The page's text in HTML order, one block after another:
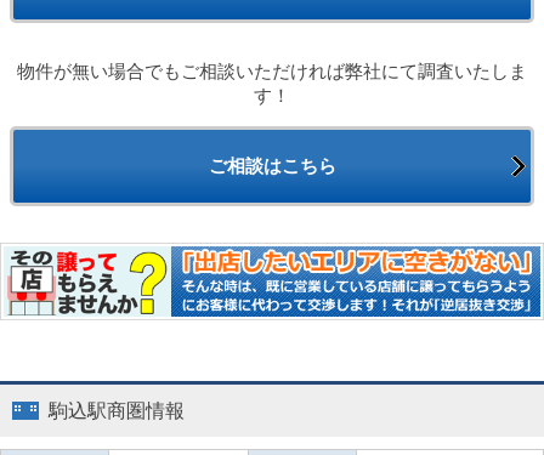
物件が無い場合でもご相談いただければ弊社にて調査いたしま
す！
ご相談はこちら
駒込駅商圏情報